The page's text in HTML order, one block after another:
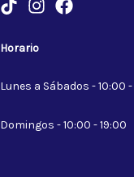
Horario
Lunes a Sábados - 10:00
Domingos - 10:00 - 19:00